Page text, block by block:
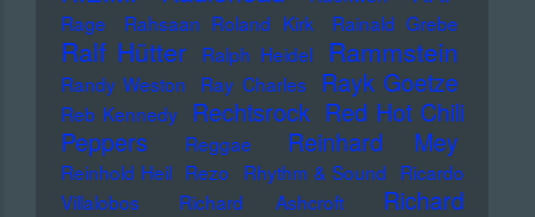
Rage Rahsaan Roland Kirk Rainald Grebe
Ralf Hütter Ralph Heidel Rammstein
Randy Weston Ray Charles Rayk Goetze
Reb Kennedy Rechtsrock Red Hot Chili
Peppers
Reggae Reinhard Mey
Reinhold Heil Rezo Rhythm & Sound Ricardo
Villalobos
Richard Ashcroft
Richard